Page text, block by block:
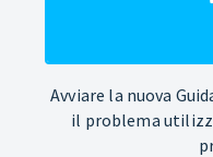
Avviare la nuova
il problema